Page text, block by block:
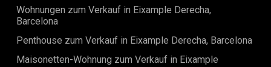
Wohnungen zum Verkauf in Eixample Derecha,
Barcelona
Penthouse zum Verkauf in Eixample Derecha, Barcelona
Maisonetten-Wohnung zum Verkauf in Eixample